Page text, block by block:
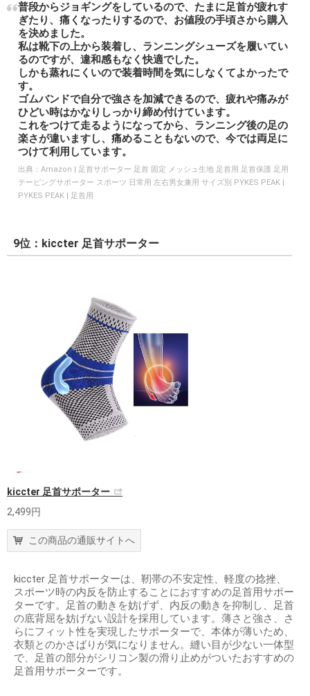
普段からジョギングをしているので、たまに足首が疲れす
ぎたり、痛くなったりするので、お値段の手頃さから購入
を決めました。
私は靴下の上から装着し、ランニングシューズを履いてい
るのですが、違和感もなく快適でした。
しかも蒸れにくいので装着時間を気にしなくてよかったで
す。
ゴムバンドで自分で強さを加減できるので、疲れや痛みが
ひどい時はかなりしっかり締め付けています。
これをつけて走るようになってから、ランニング後の足の
楽さが違いますし、痛めることもないので、今では両足に
つけて利用しています。
出典： Amazon | 足首サポーター 足首 固定 メッシュ生地 足首用 足首保護 足用
テーピングサポーター スポーツ 日常用 左右男女兼用 サイズ別 PYKES PEAK |
PYKES PEAK | 足首用
9位：kiccter 足首サポーター
kiccter 足首サポーター
2,499円
この商品の通販サイトへ
kiccter 足首サポーターは、靭帯の不安定性、軽度の捻挫、
スポーツ時の内反を防止することにおすすめの足首用サポー
ターです。足首の動きを妨げず、内反の動きを抑制し、足首
の底背屈を妨げない設計を採用しています。薄さと強さ、さ
らにフィット性を実現したサポーターで、本体が薄いため、
衣類とのかさばりが気になりません。縫い目が少ない一体型
で、足首の部分がシリコン製の滑り止めがついたおすすめの
足首用サポーターです。